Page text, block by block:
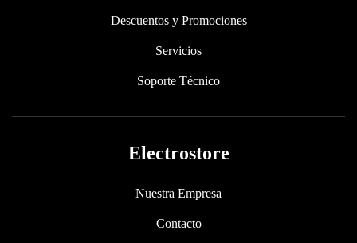
Descuentos y Promociones
Servicios
Soporte Técnico
Electrostore
Nuestra Empresa
Contacto